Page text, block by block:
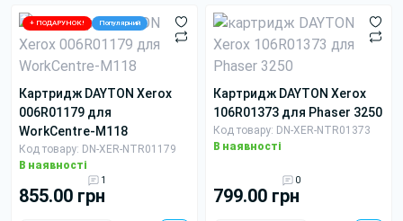
+ ПОДАРУНОК! Популярний
картридж DAYTON Xerox
006R01179 для
WorkCentre-M118
Код товару: DN-XER-NTR01179
В наявності
1
855.00 грн
картридж DAYTON Xerox
106R01373 для Phaser 3250
Код товару: DN-XER-NTR01373
В наявності
0
799.00 грн